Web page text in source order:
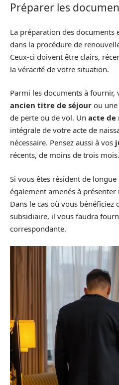
Préparer les
La préparation des documents
dans la procédure de
Ceux-ci doivent être clairs,
la véracité de votre situation.
Parmi les documents à
ancien titre de séjour ou
de perte ou de vol. Un acte de
intégrale de votre acte de
nécessaire. Pensez aussi à vos
récents, de moins de trois mois.
Si vous êtes résident de
également amenés à présenter
Dans le cas où vous bénéficiez
subsidiaire, il vous faudra
correspondante.